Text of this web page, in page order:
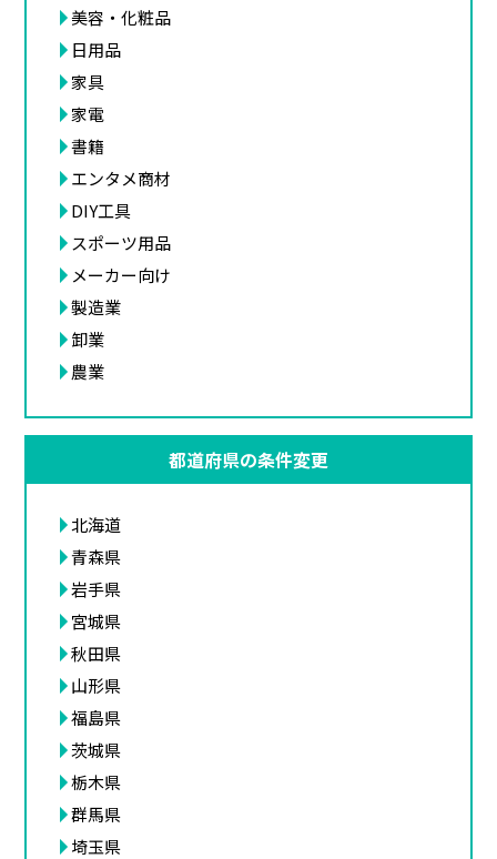
美容・化粧品
日用品
家具
家電
書籍
エンタメ商材
DIY工具
スポーツ用品
メーカー向け
製造業
卸業
農業
都道府県の条件変更
北海道
青森県
岩手県
宮城県
秋田県
山形県
福島県
茨城県
栃木県
群馬県
埼玉県